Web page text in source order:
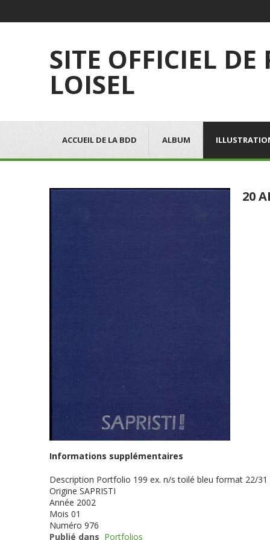
SITE OFFICIEL DE
LOISEL
ACCUEIL DE LA BDD ALBUM
20
Informations supplémentaires
Description Portfolio 199 ex. n/s toilé bleu format 22/31
Origine SAPRISTI
Année 2002
Mois 01
Numéro 976
Publié dans Portfolios